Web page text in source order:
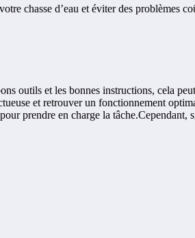
chasse d’eau et éviter des problèmes
outils et les bonnes instructions, cela
et retrouver un fonctionnement
prendre en charge la